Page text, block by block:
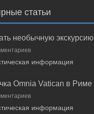
статьи
необычную экскурсию
информация
Omnia Vatican в Риме
информация